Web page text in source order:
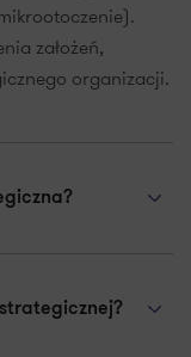
założeń,
organizacji.